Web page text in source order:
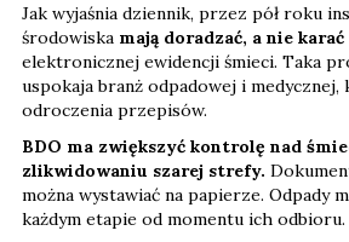
Jak wyjaśnia dziennik, przez pół roku
środowiska mają doradzać, a nie karać
elektronicznej ewidencji śmieci. Taka
uspokaja branż odpadowej i medycznej,
odroczenia przepisów.
BDO ma zwiększyć kontrolę nad
zlikwidowaniu szarej strefy.
można wystawiać na papierze. Odpady
każdym etapie od momentu ich odbioru.